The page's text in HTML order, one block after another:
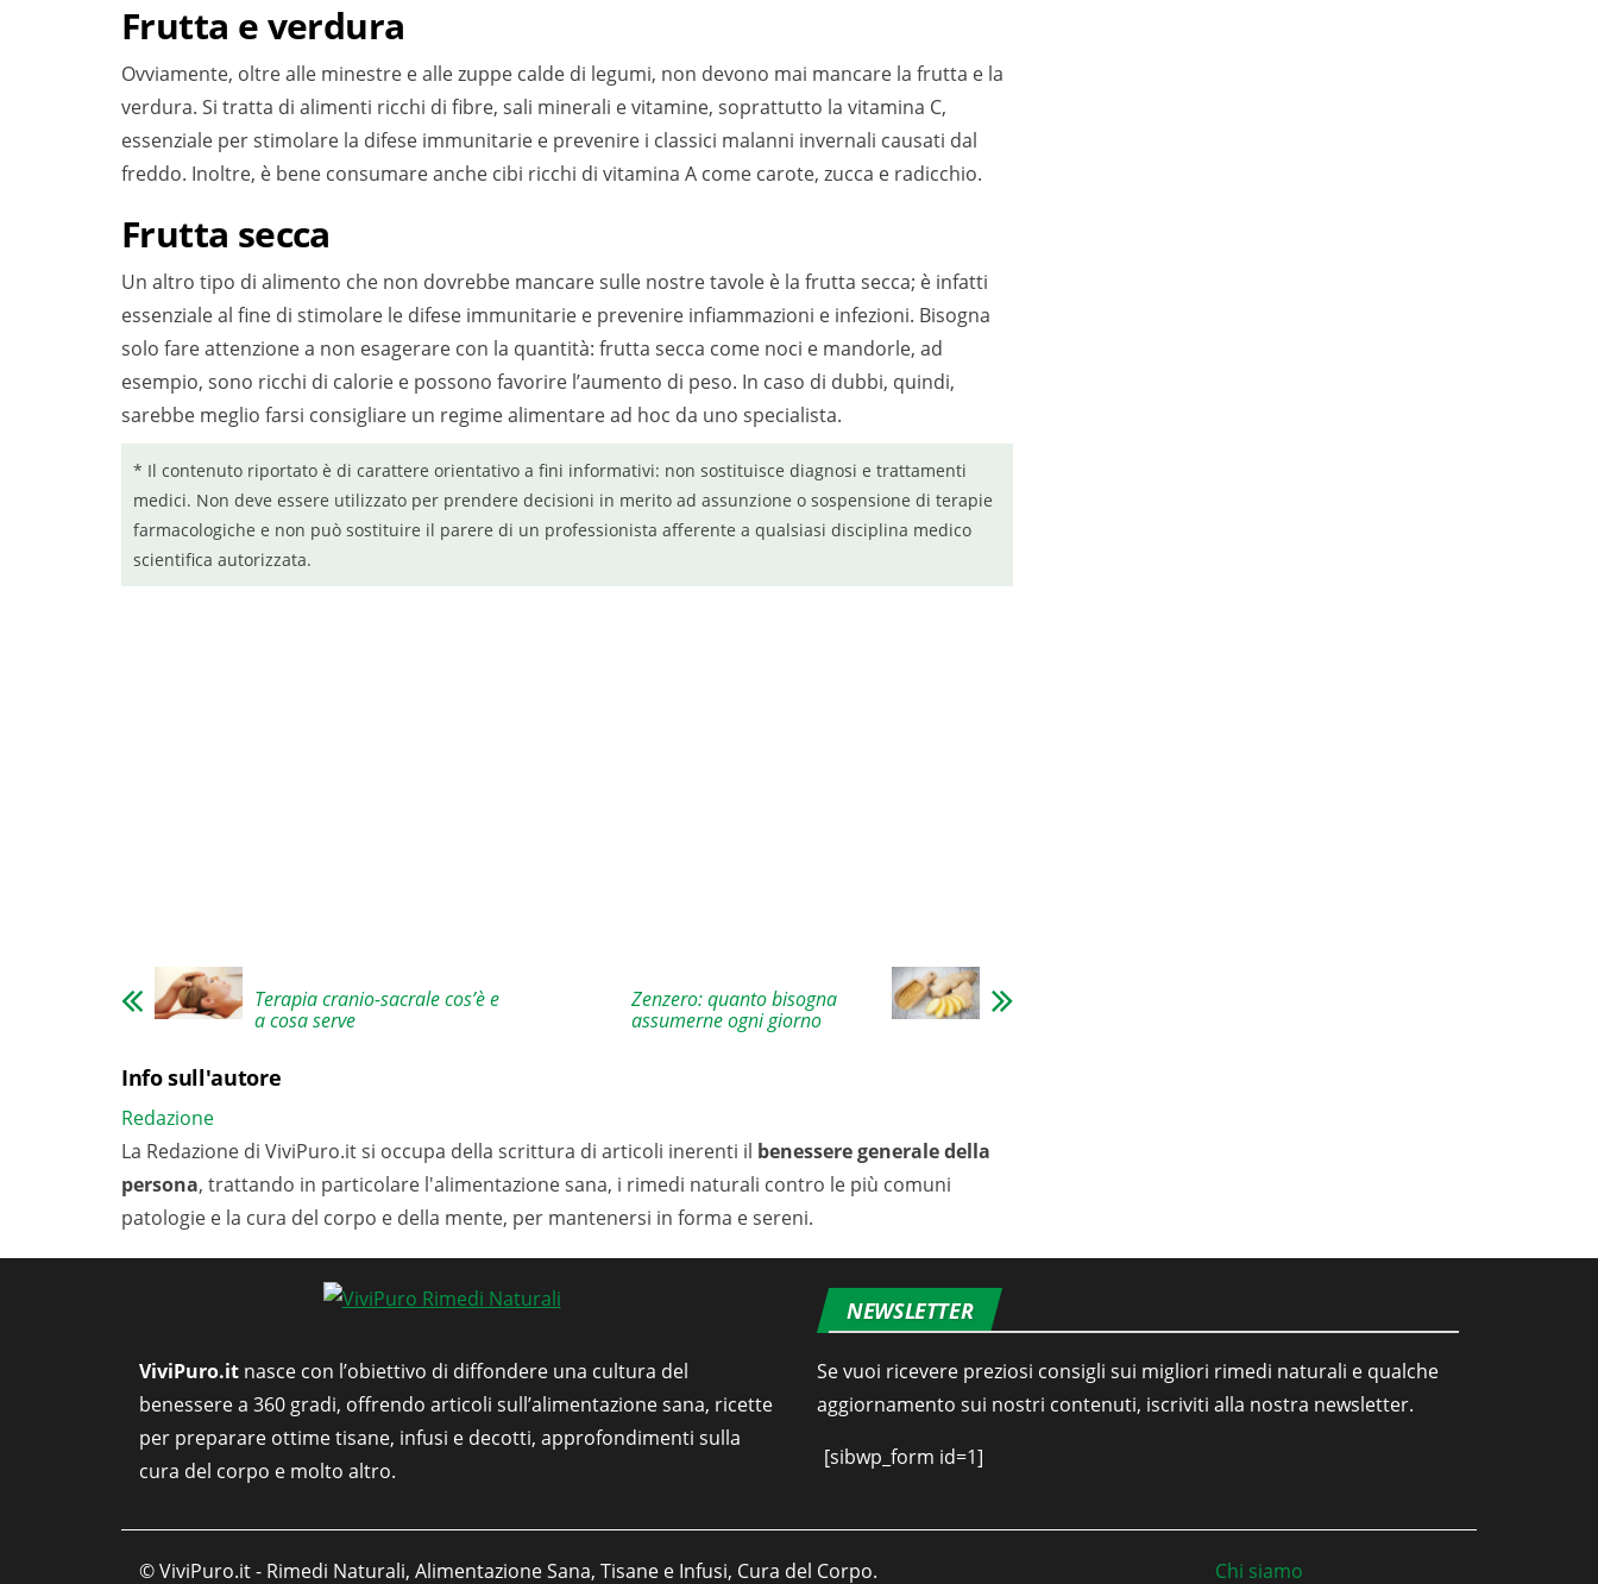
Frutta e verdura
Ovviamente, oltre alle minestre e alle zuppe calde di legumi, non devono mai mancare la frutta e la
verdura. Si tratta di alimenti ricchi di fibre, sali minerali e vitamine, soprattutto la vitamina C,
essenziale per stimolare la difese immunitarie e prevenire i classici malanni invernali causati dal
freddo. Inoltre, è bene consumare anche cibi ricchi di vitamina A come carote, zucca e radicchio.
Frutta secca
Un altro tipo di alimento che non dovrebbe mancare sulle nostre tavole è la frutta secca; è infatti
essenziale al fine di stimolare le difese immunitarie e prevenire infiammazioni e infezioni. Bisogna
solo fare attenzione a non esagerare con la quantità: frutta secca come noci e mandorle, ad
esempio, sono ricchi di calorie e possono favorire l’aumento di peso. In caso di dubbi, quindi,
sarebbe meglio farsi consigliare un regime alimentare ad hoc da uno specialista.
* Il contenuto riportato è di carattere orientativo a fini informativi: non sostituisce diagnosi e trattamenti
medici. Non deve essere utilizzato per prendere decisioni in merito ad assunzione o sospensione di terapie
farmacologiche e non può sostituire il parere di un professionista afferente a qualsiasi disciplina medico
scientifica autorizzata.
Terapia cranio-sacrale cos’è e
a cosa serve
Zenzero: quanto bisogna
assumerne ogni giorno
Info sull'autore
Redazione
La Redazione di ViviPuro.it si occupa della scrittura di articoli inerenti il benessere generale della
persona, trattando in particolare l'alimentazione sana, i rimedi naturali contro le più comuni
patologie e la cura del corpo e della mente, per mantenersi in forma e sereni.
ViviPuro.it nasce con l’obiettivo di diffondere una cultura del
benessere a 360 gradi, offrendo articoli sull’alimentazione sana, ricette
per preparare ottime tisane, infusi e decotti, approfondimenti sulla
cura del corpo e molto altro.
NEWSLETTER
Se vuoi ricevere preziosi consigli sui migliori rimedi naturali e qualche
aggiornamento sui nostri contenuti, iscriviti alla nostra newsletter.
[sibwp_form id=1]
© ViviPuro.it - Rimedi Naturali, Alimentazione Sana, Tisane e Infusi, Cura del Corpo. Chi siamo